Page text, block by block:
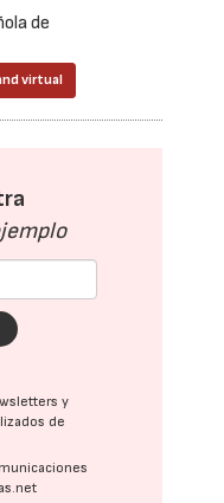
de
virtual
y
de